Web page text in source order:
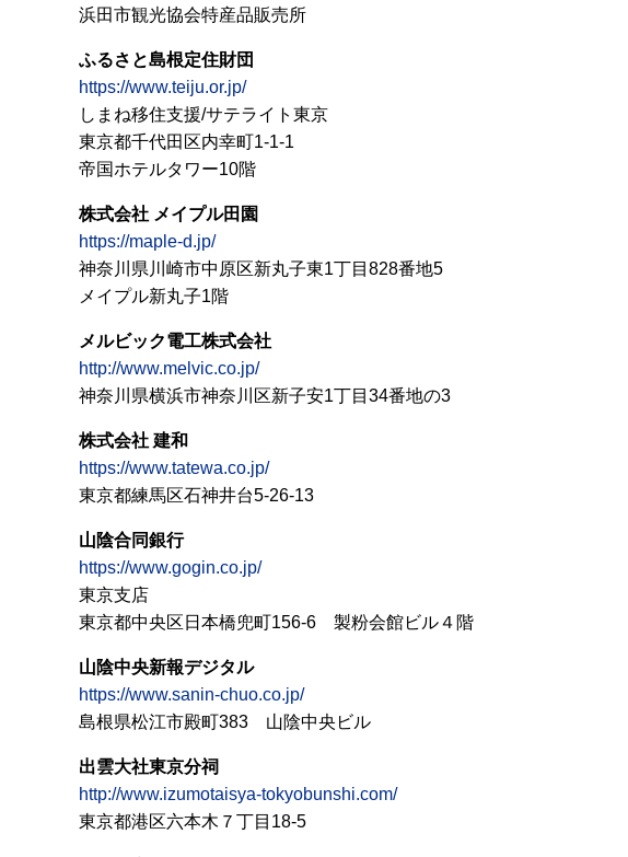
浜田市観光協会特産品販売所
ふるさと島根定住財団
https://www.teiju.or.jp/
しまね移住支援/サテライト東京
東京都千代田区内幸町1-1-1
帝国ホテルタワー10階
株式会社 メイプル田園
https://maple-d.jp/
神奈川県川崎市中原区新丸子東1丁目828番地5
メイプル新丸子1階
メルビック電工株式会社
http://www.melvic.co.jp/
神奈川県横浜市神奈川区新子安1丁目34番地の3
株式会社 建和
https://www.tatewa.co.jp/
東京都練馬区石神井台5-26-13
山陰合同銀行
https://www.gogin.co.jp/
東京支店
東京都中央区日本橋兜町156-6 製粉会館ビル４階
山陰中央新報デジタル
https://www.sanin-chuo.co.jp/
島根県松江市殿町383 山陰中央ビル
出雲大社東京分祠
http://www.izumotaisya-tokyobunshi.com/
東京都港区六本木７丁目18-5